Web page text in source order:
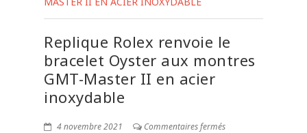
Replique Rolex renvoie le
bracelet Oyster aux montres
GMT-Master II en acier
inoxydable
4 novembre 2021 Commentaires fermés